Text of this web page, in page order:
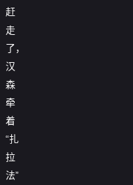
赶
走
了，
汉
森
牵
着
“扎
拉
法”